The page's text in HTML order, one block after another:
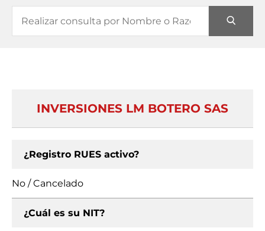
INVERSIONES LM BOTERO SAS
¿Registro RUES activo?
No / Cancelado
¿Cuál es su NIT?